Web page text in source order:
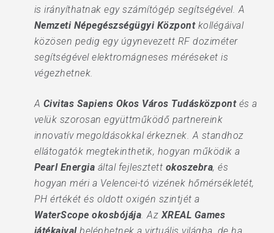
is irányíthatnak egy számítógép segítségével. A
Nemzeti Népegészségügyi Központkollégáival
közösen pedig egy úgynevezett RF doziméter
segítségével elektromágneses méréseket is
végezhetnek.
A Civitas Sapiens Okos Város Tudásközpontés a
velük szorosan együttműködő partnereink
innovatív megoldásokkal érkeznek. A standhoz
ellátogatók megtekinthetik, hogyan működik a
Pearl Energia által fejlesztett okoszebra, és
hogyan méri a Velencei-tó vizének hőmérsékletét,
PH értékét és oldott oxigén szintjét a
WaterScope okosbójája. AzXREAL Games